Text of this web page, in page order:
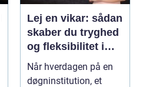
Lej en vikar: sådan
skaber du tryghed
og fleksibilitet i
hverdagen
Når hverdagen på en
døgninstitution, et